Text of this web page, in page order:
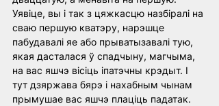
Уявіце, вы і так з цяжкасцю назбіралі на
сваю першую кватэру, нарэшце
пабудавалі яе або прыватызавалі тую,
якая дасталася ў спадчыну, магчыма,
на вас яшчэ вісіць іпатэчны крэдыт. І
тут дзяржава бярэ і нахабным чынам
прымушае вас яшчэ плаціць падатак.